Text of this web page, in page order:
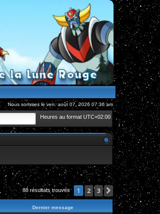
Nous sommes le ven. août 07, 2026 07:36 am
Heures au format UTC+02:00
88 résultats trouvés 1 2 3 Suivante
Dernier message